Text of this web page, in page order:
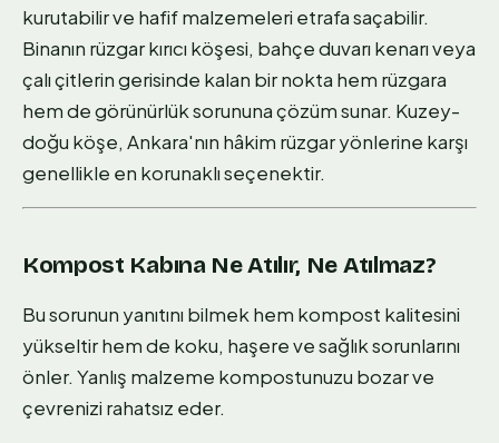
kurutabilir ve hafif malzemeleri etrafa saçabilir.
Binanın rüzgar kırıcı köşesi, bahçe duvarı kenarı veya
çalı çitlerin gerisinde kalan bir nokta hem rüzgara
hem de görünürlük sorununa çözüm sunar. Kuzey-
doğu köşe, Ankara'nın hâkim rüzgar yönlerine karşı
genellikle en korunaklı seçenektir.
Kompost Kabına Ne Atılır, Ne Atılmaz?
Bu sorunun yanıtını bilmek hem kompost kalitesini
yükseltir hem de koku, haşere ve sağlık sorunlarını
önler. Yanlış malzeme kompostunuzu bozar ve
çevrenizi rahatsız eder.